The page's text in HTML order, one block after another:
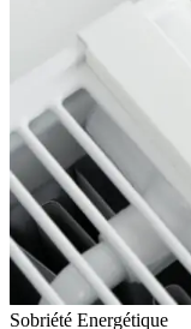
Sobriété Energétique